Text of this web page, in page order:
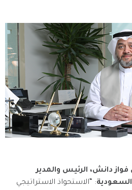
دانش، الرئيس والمدير
: “الاستحواذ الاستراتيجي